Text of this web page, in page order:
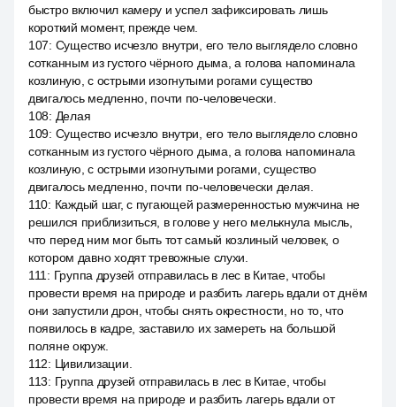
быстро включил камеру и успел зафиксировать лишь
короткий момент, прежде чем.
107: Существо исчезло внутри, его тело выглядело словно
сотканным из густого чёрного дыма, а голова напоминала
козлиную, с острыми изогнутыми рогами существо
двигалось медленно, почти по-человечески.
108: Делая
109: Существо исчезло внутри, его тело выглядело словно
сотканным из густого чёрного дыма, а голова напоминала
козлиную, с острыми изогнутыми рогами, существо
двигалось медленно, почти по-человечески делая.
110: Каждый шаг, с пугающей размеренностью мужчина не
решился приблизиться, в голове у него мелькнула мысль,
что перед ним мог быть тот самый козлиный человек, о
котором давно ходят тревожные слухи.
111 : Группа друзей отправилась в лес в Китае, чтобы
провести время на природе и разбить лагерь вдали от днём
они запустили дрон, чтобы снять окрестности, но то, что
появилось в кадре, заставило их замереть на большой
поляне окруж.
112: Цивилизации.
113: Группа друзей отправилась в лес в Китае, чтобы
провести время на природе и разбить лагерь вдали от